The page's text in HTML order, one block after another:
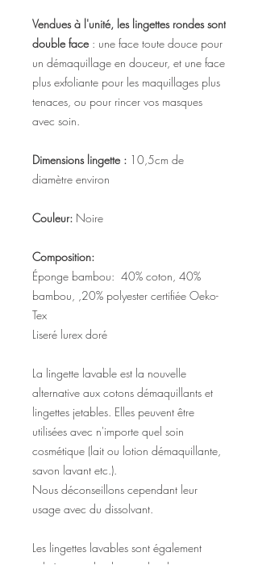
Vendues à l'unité, les lingettes rondes sont
double face : une face toute douce pour
un démaquillage en douceur, et une face
plus exfoliante pour les maquillages plus
tenaces, ou pour rincer vos masques
avec soin.
Dimensions lingette : 10,5cm de
diamètre environ
Couleur: Noire
Composition:
Éponge bambou: 40% coton, 40%
bambou, ,20% polyester certifiée Oeko-
Tex
Liseré lurex doré
La lingette lavable est la nouvelle
alternative aux cotons démaquillants et
lingettes jetables. Elles peuvent être
utilisées avec n'importe quel soin
cosmétique (lait ou lotion démaquillante,
savon lavant etc.).
Nous déconseillons cependant leur
usage avec du dissolvant.
Les lingettes lavables sont également
utilisées par de plus en plus de mamans,